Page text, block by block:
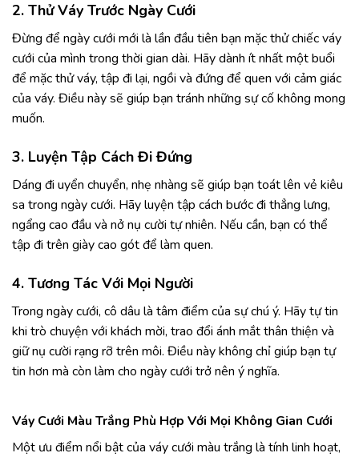
2. Thử Váy Trước Ngày Cưới
Đừng để ngày cưới mới là lần đầu tiên bạn mặc thử chiếc váy
cưới của mình trong thời gian dài. Hãy dành ít nhất một buổi
để mặc thử váy, tập đi lại, ngồi và đứng để quen với cảm giác
của váy. Điều này sẽ giúp bạn tránh những sự cố không mong
muốn.
3. Luyện Tập Cách Đi Đứng
Dáng đi uyển chuyển, nhẹ nhàng sẽ giúp bạn toát lên vẻ kiêu
sa trong ngày cưới. Hãy luyện tập cách bước đi thẳng lưng,
ngẩng cao đầu và nở nụ cười tự nhiên. Nếu cần, bạn có thể
tập đi trên giày cao gót để làm quen.
4. Tương Tác Với Mọi Người
Trong ngày cưới, cô dâu là tâm điểm của sự chú ý. Hãy tự tin
khi trò chuyện với khách mời, trao đổi ánh mắt thân thiện và
giữ nụ cười rạng rỡ trên môi. Điều này không chỉ giúp bạn tự
tin hơn mà còn làm cho ngày cưới trở nên ý nghĩa.
Váy Cưới Màu Trắng Phù Hợp Với Mọi Không Gian Cưới
Một ưu điểm nổi bật của váy cưới màu trắng là tính linh hoạt,